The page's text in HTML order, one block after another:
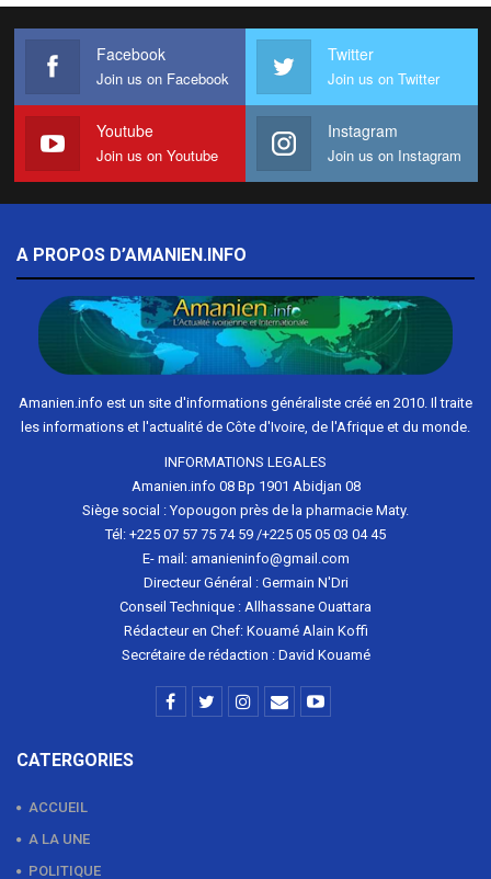
Facebook
Join us on Facebook
Twitter
Join us on Twitter
Youtube
Join us on Youtube
Instagram
Join us on Instagram
A PROPOS D’AMANIEN.INFO
Amanien.info est un site d'informations généraliste créé en 2010. Il traite
les informations et l'actualité de Côte d'Ivoire, de l'Afrique et du monde.
INFORMATIONS LEGALES
Amanien.info 08 Bp 1901 Abidjan 08
Siège social : Yopougon près de la pharmacie Maty.
Tél: +225 07 57 75 74 59 /+225 05 05 03 04 45
E- mail: amanieninfo@gmail.com
Directeur Général : Germain N'Dri
Conseil Technique : Allhassane Ouattara
Rédacteur en Chef: Kouamé Alain Koffi
Secrétaire de rédaction : David Kouamé
CATERGORIES
ACCUEIL
A LA UNE
POLITIQUE